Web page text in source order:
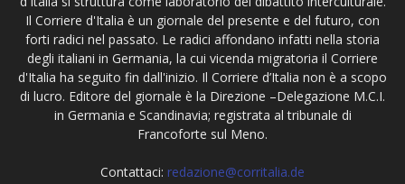
Il Corriere d'Italia è un giornale del presente e del futuro, con
forti radici nel passato. Le radici affondano infatti nella storia
degli italiani in Germania, la cui vicenda migratoria il Corriere
d'Italia ha seguito fin dall'inizio. Il Corriere d’Italia non è a scopo
di lucro. Editore del giornale è la Direzione –Delegazione M.C.I.
in Germania e Scandinavia; registrata al tribunale di
Francoforte sul Meno.
Contattaci: redazione@corritalia.de